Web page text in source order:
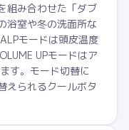
組み合わせた「ダブ
浴室や冬の洗面所な
モードは頭皮温度
UPモードはア
す。モード切替に
えられるクールボタ